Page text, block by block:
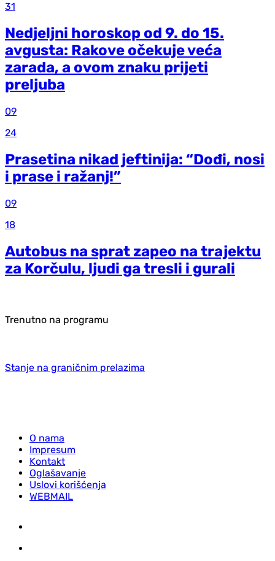
31
Nedjeljni horoskop od 9. do 15.
avgusta: Rakove očekuje veća
zarada, a ovom znaku prijeti
preljuba
09
24
Prasetina nikad jeftinija: “Dođi, nosi
i prase i ražanj!”
09
18
Autobus na sprat zapeo na trajektu
za Korčulu, ljudi ga tresli i gurali
Trenutno na programu
Stanje na graničnim prelazima
O nama
Impresum
Kontakt
Oglašavanje
Uslovi korišćenja
WEBMAIL